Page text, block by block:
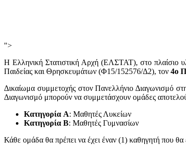
">
Η Ελληνική Στατιστική Αρχή (ΕΛΣΤΑΤ), στο πλαίσιο
Παιδείας και Θρησκευμάτων (Φ15/152576/Δ2), τον 4ο
Δικαίωμα συμμετοχής στον Πανελλήνιο Διαγωνισμό
Διαγωνισμό μπορούν να συμμετάσχουν ομάδες
Κατηγορία A: Μαθητές Λυκείων
Κατηγορία B: Μαθητές Γυμνασίων
Κάθε ομάδα θα πρέπει να έχει έναν (1) καθηγητή που θα